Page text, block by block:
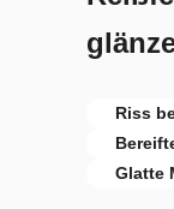
Riss
Glatte